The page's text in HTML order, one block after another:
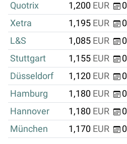
Quotrix
1,200 EUR
Xetra
1,195 EUR
L&S
1,085 EUR
Stuttgart
1,155 EUR
Düsseldorf
1,120 EUR
Hamburg
1,180 EUR
Hannover
1,180 EUR
München
1,170 EUR